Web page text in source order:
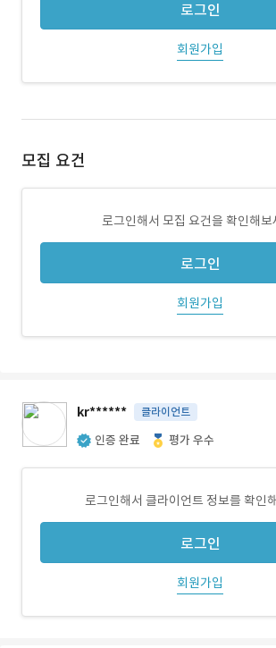
로그인
회원가입
모집 요건
로그인해서 모집 요건을 확인해보
로그인
회원가입
kr****** 클라이언트
인증 완료 평가 우수
로그인해서 클라이언트 정보를 확인
로그인
회원가입